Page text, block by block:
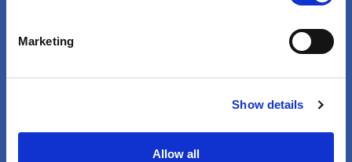
Marketing
Show details
Allow all
Rokotetiedot Perustuvat